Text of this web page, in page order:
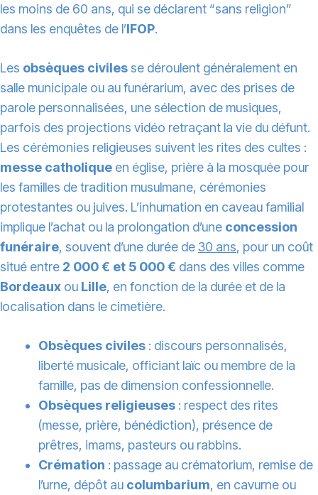
les moins de 60 ans, qui se déclarent “sans religion”
dans les enquêtes de l’IFOP.
Les obsèques civiles se déroulent généralement en
salle municipale ou au funérarium, avec des prises de
parole personnalisées, une sélection de musiques,
parfois des projections vidéo retraçant la vie du défunt.
Les cérémonies religieuses suivent les rites des cultes :
messe catholique en église, prière à la mosquée pour
les familles de tradition musulmane, cérémonies
protestantes ou juives. L’inhumation en caveau familial
implique l’achat ou la prolongation d’une concession
funéraire, souvent d’une durée de30 ans, pour un coût
situé entre 2 000 € et 5 000 € dans des villes comme
Bordeaux ou Lille, en fonction de la durée et de la
localisation dans le cimetière.
Obsèques civiles : discours personnalisés,
liberté musicale, officiant laïc ou membre de la
famille, pas de dimension confessionnelle.
Obsèques religieuses : respect des rites
(messe, prière, bénédiction), présence de
prêtres, imams, pasteurs ou rabbins.
Crémation : passage au crématorium, remise de
l’urne, dépôt au columbarium, en cavurne ou